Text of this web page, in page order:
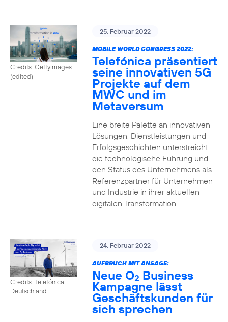
Credits: Gettyimages
(edited)
25. Februar 2022
MOBILE WORLD CONGRESS 2022:
Telefónica präsentiert
seine innovativen 5G
Projekte auf dem
MWC und im
Metaversum
Eine breite Palette an innovativen
Lösungen, Dienstleistungen und
Erfolgsgeschichten unterstreicht
die technologische Führung und
den Status des Unternehmens als
Referenzpartner für Unternehmen
und Industrie in ihrer aktuellen
digitalen Transformation
Credits: Telefónica
Deutschland
24. Februar 2022
AUFBRUCH MIT ANSAGE:
Neue O2 Business
Kampagne lässt
Geschäftskunden für
sich sprechen